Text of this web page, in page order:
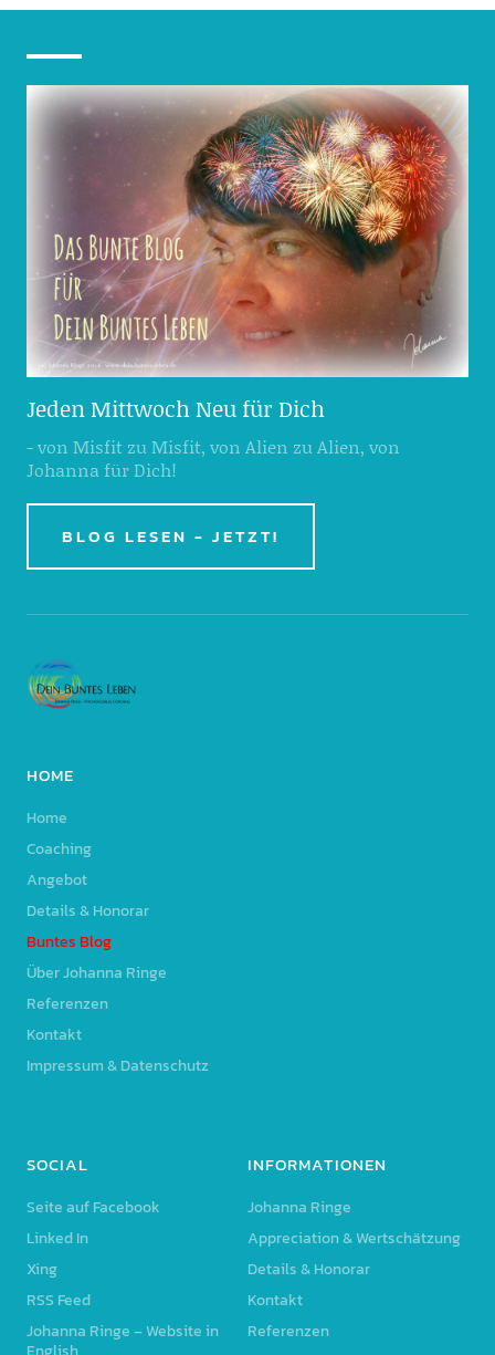
Jeden Mittwoch Neu für Dich
- von Misfit zu Misfit, von Alien zu Alien, von
Johanna für Dich!
BLOG LESEN - JETZT!
HOME
Home
Coaching
Angebot
Details & Honorar
Buntes Blog
Über Johanna Ringe
Referenzen
Kontakt
Impressum & Datenschutz
SOCIAL
Seite auf Facebook
Linked In
Xing
RSS Feed
Johanna Ringe – Website in
INFORMATIONEN
Johanna Ringe
Appreciation & Wertschätzung
Details & Honorar
Kontakt
Referenzen